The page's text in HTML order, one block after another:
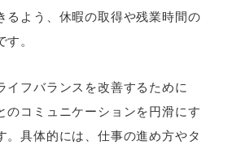
るよう、休暇の取得や残業時間の
。
イフバランスを改善するために
のコミュニケーションを円滑にす
。具体的には、仕事の進め方やタ